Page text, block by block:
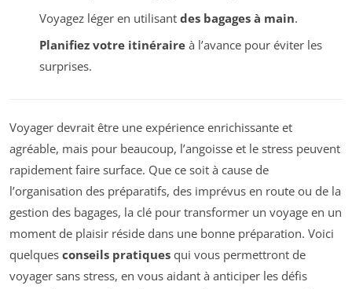
Voyagez léger en utilisant des bagages à main.
Planifiez votre itinéraireà l’avance pour éviter les
surprises.
Voyager devrait être une expérience enrichissante et
agréable, mais pour beaucoup, l’angoisse et le stress peuvent
rapidement faire surface. Que ce soit à cause de
l’organisation des préparatifs, des imprévus en route ou de la
gestion des bagages, la clé pour transformer un voyage en un
moment de plaisir réside dans une bonne préparation. Voici
quelques conseils pratiques qui vous permettront de
voyager sans stress, en vous aidant à anticiper les défis